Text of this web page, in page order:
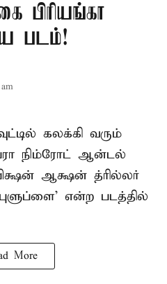
பிரியங்கா
படம்!
கலக்கி வரும்
நிம்ரோட் ஆன்டல்
ஆக்ஷன் த்ரில்லர்
என்ற படத்தில்
More